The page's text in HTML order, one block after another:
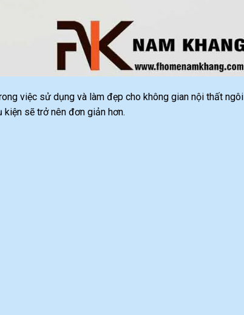
việc sử dụng và làm đẹp cho không gian nội thất ngôi
sẽ trở nên đơn giản hơn.